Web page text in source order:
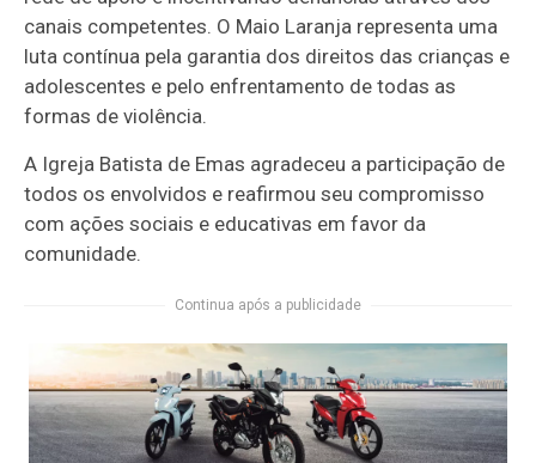
canais competentes. O Maio Laranja representa uma
luta contínua pela garantia dos direitos das crianças e
adolescentes e pelo enfrentamento de todas as
formas de violência.
A Igreja Batista de Emas agradeceu a participação de
todos os envolvidos e reafirmou seu compromisso
com ações sociais e educativas em favor da
comunidade.
Continua após a publicidade